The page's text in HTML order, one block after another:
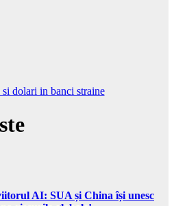
AI: SUA și China își unesc